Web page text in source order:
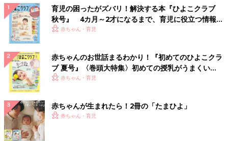
育児の困ったがズバリ！解決する本『ひよこクラブ
秋号』 4カ月～2才になるまで、育児に役立つ情報が
いっぱい！
赤ちゃん・育児
赤ちゃんのお世話まるわかり！『初めてのひよこクラ
ブ 夏号』〈巻頭大特集〉初めての授乳がうまくい
く！ おっぱい・ミルクの基本と夏のトラブル 解決テ
赤ちゃん・育児
赤ちゃんが生まれたら！2冊の「たまひよ」
赤ちゃん・育児